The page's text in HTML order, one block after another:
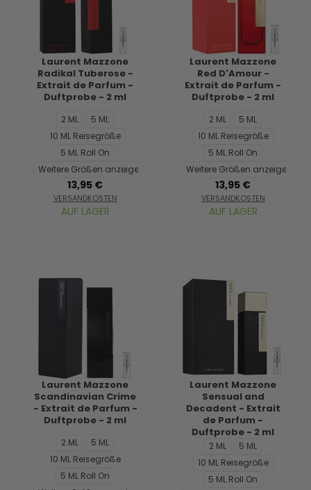
Laurent Mazzone
Radikal Tuberose -
Extrait de Parfum -
Duftprobe - 2 ml
2 ML
5 ML
10 ML Reisegröße
5 ML Roll On
Weitere Größen anzeigen...
13,95 €
VERSANDKOSTEN
AUF LAGER
Laurent Mazzone
Red D'Amour -
Extrait de Parfum -
Duftprobe - 2 ml
2 ML
5 ML
10 ML Reisegröße
5 ML Roll On
Weitere Größen anzeigen...
13,95 €
VERSANDKOSTEN
AUF LAGER
Laurent Mazzone
Scandinavian Crime
- Extrait de Parfum -
Duftprobe - 2 ml
2 ML
5 ML
10 ML Reisegröße
5 ML Roll On
Laurent Mazzone
Sensual and
Decadent - Extrait
de Parfum -
Duftprobe - 2 ml
2 ML
5 ML
10 ML Reisegröße
5 ML Roll On